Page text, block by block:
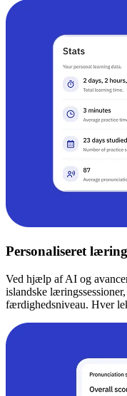
Personaliseret læring
Ved hjælp af AI og
islandske
færdighedsniveau. Hver